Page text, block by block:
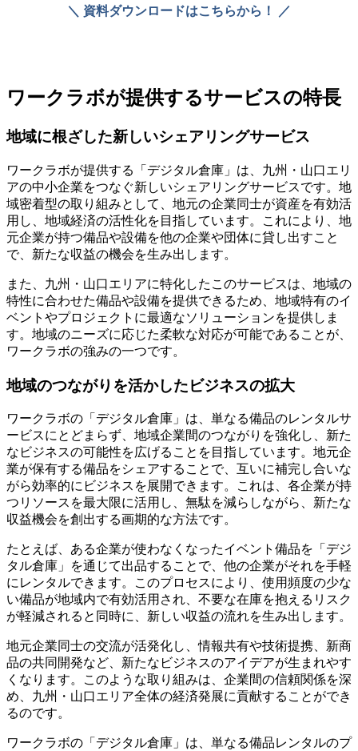
＼ 資料ダウンロードはこちらから！ ／
ワークラボが提供するサービスの特長
地域に根ざした新しいシェアリングサービス
ワークラボが提供する「デジタル倉庫」は、九州・山口エリ
アの中小企業をつなぐ新しいシェアリングサービスです。地
域密着型の取り組みとして、地元の企業同士が資産を有効活
用し、地域経済の活性化を目指しています。これにより、地
元企業が持つ備品や設備を他の企業や団体に貸し出すこと
で、新たな収益の機会を生み出します。
また、九州・山口エリアに特化したこのサービスは、地域の
特性に合わせた備品や設備を提供できるため、地域特有のイ
ベントやプロジェクトに最適なソリューションを提供しま
す。地域のニーズに応じた柔軟な対応が可能であることが、
ワークラボの強みの一つです。
地域のつながりを活かしたビジネスの拡大
ワークラボの「デジタル倉庫」は、単なる備品のレンタルサ
ービスにとどまらず、地域企業間のつながりを強化し、新た
なビジネスの可能性を広げることを目指しています。地元企
業が保有する備品をシェアすることで、互いに補完し合いな
がら効率的にビジネスを展開できます。これは、各企業が持
つリソースを最大限に活用し、無駄を減らしながら、新たな
収益機会を創出する画期的な方法です。
たとえば、ある企業が使わなくなったイベント備品を「デジ
タル倉庫」を通じて出品することで、他の企業がそれを手軽
にレンタルできます。このプロセスにより、使用頻度の少な
い備品が地域内で有効活用され、不要な在庫を抱えるリスク
が軽減されると同時に、新しい収益の流れを生み出します。
地元企業同士の交流が活発化し、情報共有や技術提携、新商
品の共同開発など、新たなビジネスのアイデアが生まれやす
くなります。このような取り組みは、企業間の信頼関係を深
め、九州・山口エリア全体の経済発展に貢献することができ
るのです。
ワークラボの「デジタル倉庫」は、単なる備品レンタルのプ